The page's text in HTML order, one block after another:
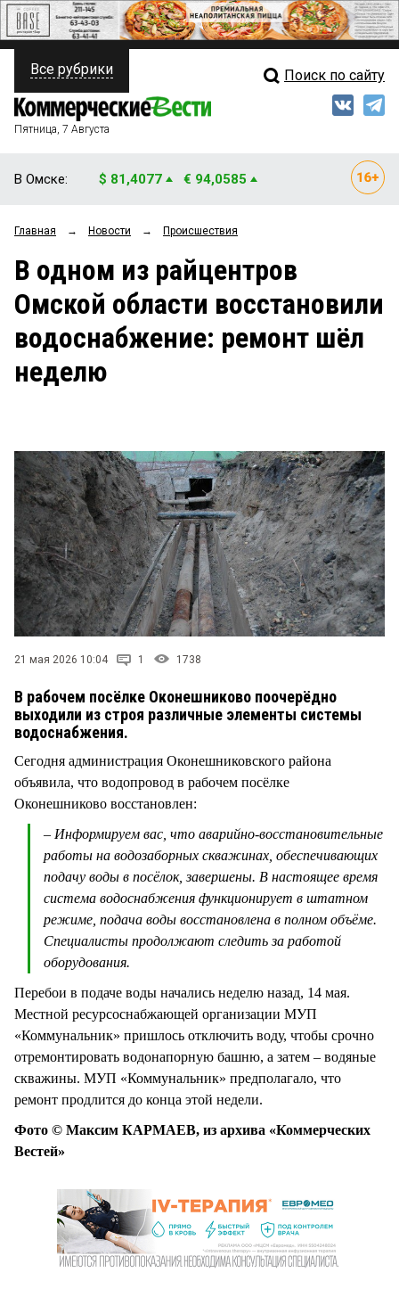
ПОЛИТИКА
ФИНАНСЫ
ОБЩЕСТВО
ЗАКОН
НОВОСТИ КОМПАНИЙ
Свежий выпуск
Мнения
Рейтинги
Блоги
Архив
Все рубрики Поиск по сайту
Пятница, 7 Августа
В Омске: $ 81,4077 € 94,0585
Главная → Новости → Происшествия
В одном из райцентров
Омской области восстановили
водоснабжение: ремонт шёл
неделю
21 мая 2026 10:04 1 1738
В рабочем посёлке Оконешниково поочерёдно
выходили из строя различные элементы системы
водоснабжения.
Сегодня администрация Оконешниковского района
объявила, что водопровод в рабочем посёлке
Оконешниково восстановлен:
– Информируем вас, что аварийно-восстановительные
работы на водозаборных скважинах, обеспечивающих
подачу воды в посёлок, завершены. В настоящее время
система водоснабжения функционирует в штатном
режиме, подача воды восстановлена в полном объёме.
Специалисты продолжают следить за работой
оборудования.
Перебои в подаче воды начались неделю назад, 14 мая.
Местной ресурсоснабжающей организации МУП
«Коммунальник» пришлось отключить воду, чтобы срочно
отремонтировать водонапорную башню, а затем – водяные
скважины. МУП «Коммунальник» предполагало, что
ремонт продлится до конца этой недели.
Фото © Максим КАРМАЕВ, из архива «Коммерческих
Вестей»